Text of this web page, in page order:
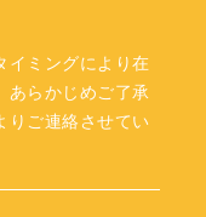
イミングにより在
あらかじめご了承
りご連絡させてい